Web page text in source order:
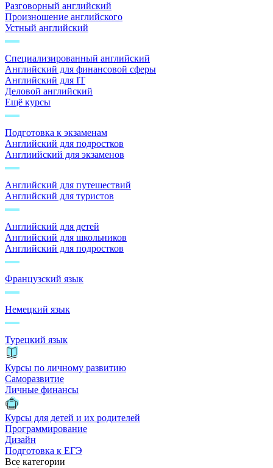
Разговорный английский
Произношение английского
Устный английский
Специализированный английский
Английский для финансовой сферы
Английский для IT
Деловой английский
Ещё курсы
Подготовка к экзаменам
Английский для подростков
Англиийский для экзаменов
Английский для путешествий
Английский для туристов
Английский для детей
Английский для школьников
Английский для подростков
Французский язык
Немецкий язык
Турецкий язык
Курсы по личному развитию
Саморазвитие
Личные финансы
Курсы для детей и их родителей
Программирование
Дизайн
Подготовка к ЕГЭ
Все категории